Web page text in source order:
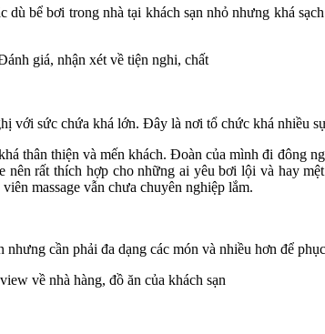
bể bơi trong nhà tại khách sạn nhỏ nhưng khá
với sức chứa khá lớn. Đây là nơi tổ chức khá nhiều
thân thiện và mến khách. Đoàn của mình đi đông
nên rất thích hợp cho những ai yêu bơi lội và hay
massage vẫn chưa chuyên nghiệp lắm.
nhưng cần phải đa dạng các món và nhiều hơn để